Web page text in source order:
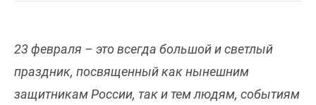
23 февраля – это всегда большой и светлый
праздник, посвященный как нынешним
защитникам России, так и тем людям, событиям